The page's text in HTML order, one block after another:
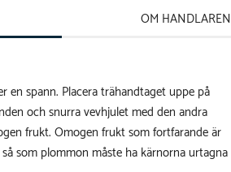
en spann. Placera trähandtaget uppe på
och snurra vevhjulet med den andra
frukt. Omogen frukt som fortfarande är
som plommon måste ha kärnorna urtagna
OM HANDLAREN